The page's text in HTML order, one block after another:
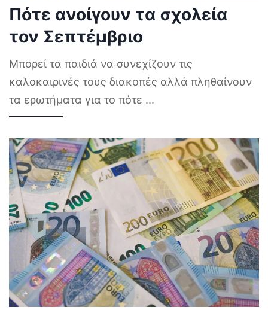
Πότε ανοίγουν τα σχολεία
τον Σεπτέμβριο
Μπορεί τα παιδιά να συνεχίζουν τις
καλοκαιρινές τους διακοπές αλλά πληθαίνουν
τα ερωτήματα για το πότε ...